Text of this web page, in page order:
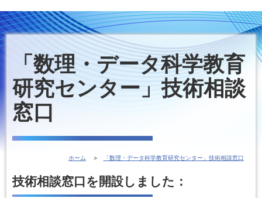
「数理・データ科学教育
研究センター」技術相談
窓口
ホーム 「数理・データ科学教育研究センター」技術相談窓口
技術相談窓口を開設しました：